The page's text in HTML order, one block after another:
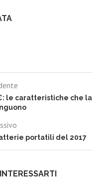
le caratteristiche che la
portatili del 2017